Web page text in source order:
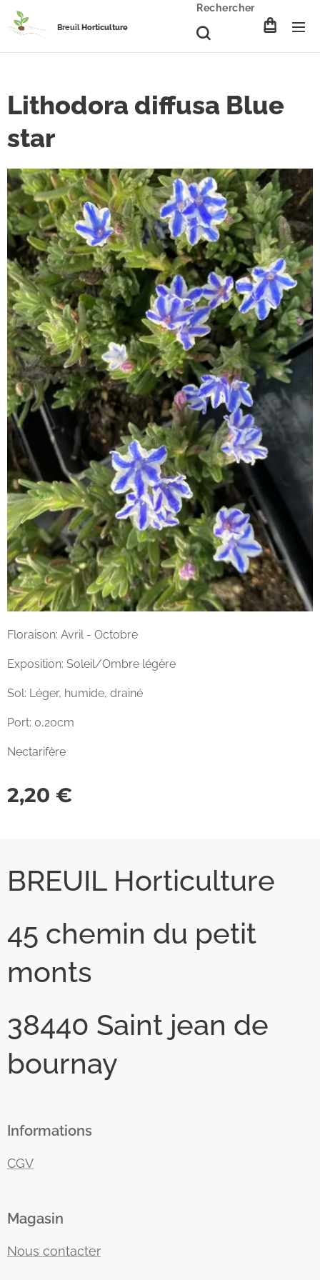
BreuilHorticulture
Rechercher
Lithodora diffusa Blue
star
Floraison: Avril - Octobre
Exposition: Soleil/Ombre légère
Sol: Léger, humide, drainé
Port: 0,20cm
Nectarifère
2,20 €
BREUIL Horticulture
45 chemin du petit
monts
38440 Saint jean de
bournay
Informations
CGV
Magasin
Nous contacter